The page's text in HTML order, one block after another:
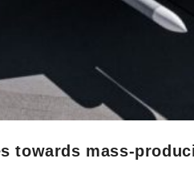
towards mass-